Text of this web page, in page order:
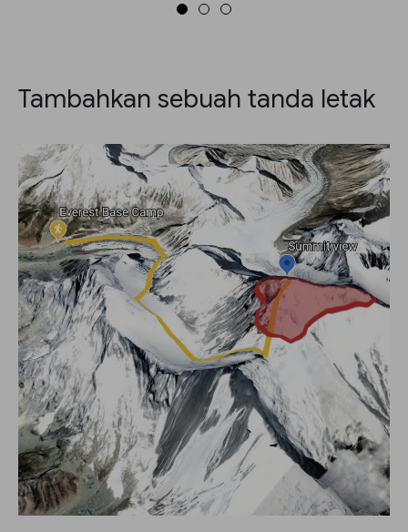
Tambahkan sebuah tanda letak